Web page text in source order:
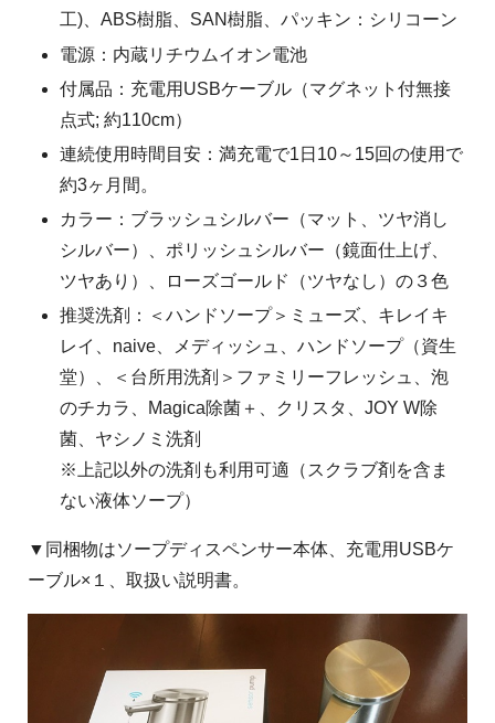
工)、ABS樹脂、SAN樹脂、パッキン：シリコーン
電源：内蔵リチウムイオン電池
付属品：充電用USBケーブル（マグネット付無接
点式; 約110cm）
連続使用時間目安：満充電で1日10～15回の使用で
約3ヶ月間。
カラー：ブラッシュシルバー（マット、ツヤ消し
シルバー）、ポリッシュシルバー（鏡面仕上げ、
ツヤあり）、ローズゴールド（ツヤなし）の３色
推奨洗剤：＜ハンドソープ＞ミューズ、キレイキ
レイ、naive、メディッシュ、ハンドソープ（資生
堂）、＜台所用洗剤＞ファミリーフレッシュ、泡
のチカラ、Magica除菌＋、クリスタ、JOY W除
菌、ヤシノミ洗剤
※上記以外の洗剤も利用可適（スクラブ剤を含ま
ない液体ソープ）
▼同梱物はソープディスペンサー本体、充電用USBケ
ーブル×１、取扱い説明書。